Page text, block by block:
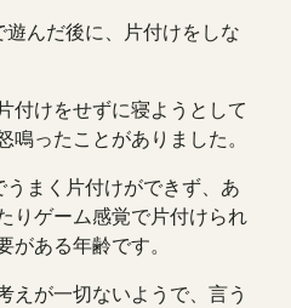
んだ後に、片付けをしな
付けをせずに寝ようとして
ったことがありました。
まく片付けができず、あ
りゲーム感覚で片付けられ
がある年齢です。
えが一切ないようで、言う